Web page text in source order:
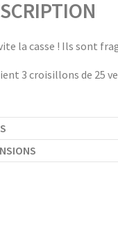
la casse ! Ils sont
3 croisillons de 25